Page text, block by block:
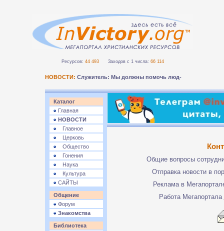
Ресурсов: 44 493Заходов с 1 числа: 66 114
НОВОСТИ: Служитель: Мы должны помочь людям бе_
Каталог
Главная
НОВОСТИ
Главное
Церковь
Общество
Гонения
Наука
Культура
САЙТЫ
Общение
Форум
Знакомства
Библиотека
Общие вопросы
Отправка новости в
Реклама в
Работа Мегапортала